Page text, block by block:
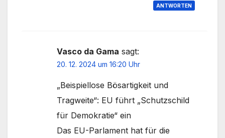
ANTWORTEN
Vasco da Gama sagt:
20. 12. 2024 um 16:20 Uhr
„Beispiellose Bösartigkeit und
Tragweite“: EU führt „Schutzschild
für Demokratie“ ein
Das EU-Parlament hat für die